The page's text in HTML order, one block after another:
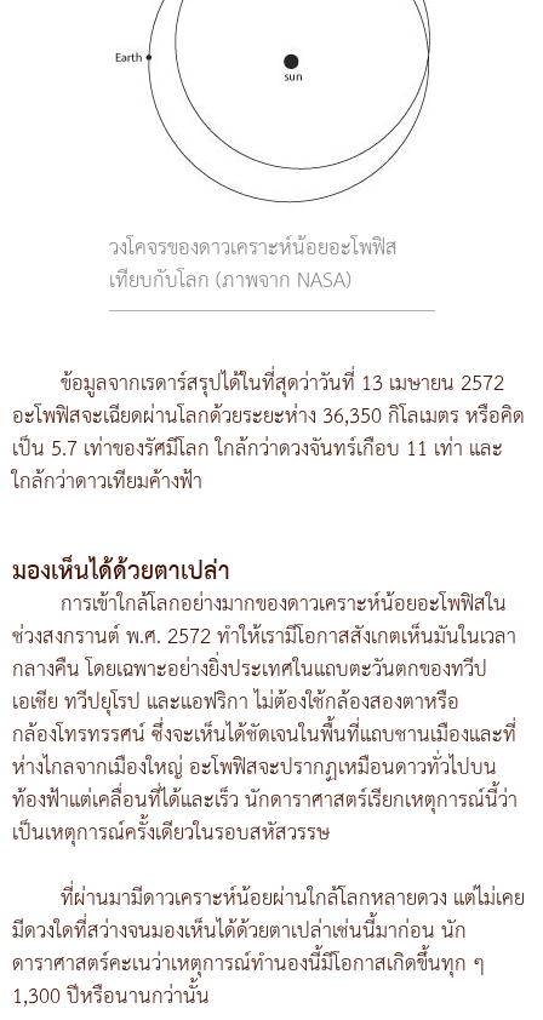
วงโคจรของดาวเคราะห์น้อยอะโพฟิส
เทียบกับโลก (ภาพจาก NASA)
ข้อมูลจากเรดาร์สรุปได้ในที่สุดว่าวันที่ 13 เมษายน 2572
อะโพฟิสจะเฉียดผ่านโลกด้วยระยะห่าง 36,350 กิโลเมตร หรือคิด
เป็น 5.7 เท่าของรัศมีโลก ใกล้กว่าดวงจันทร์เกือบ 11 เท่า และ
ใกล้กว่าดาวเทียมค้างฟ้า
มองเห็นได้ด้วยตาเปล่า
การเข้าใกล้โลกอย่างมากของดาวเคราะห์น้อยอะโพฟิสใน
ช่วงสงกรานต์ พ.ศ. 2572 ทำให้เรามีโอกาสสังเกตเห็นมันในเวลา
กลางคืน โดยเฉพาะอย่างยิ่งประเทศในแถบตะวันตกของทวีป
เอเชีย ทวีปยุโรป และแอฟริกา ไม่ต้องใช้กล้องสองตาหรือ
กล้องโทรทรรศน์ ซึ่งจะเห็นได้ชัดเจนในพื้นที่แถบชานเมืองและที่
ห่างไกลจากเมืองใหญ่ อะโพฟิสจะปรากฏเหมือนดาวทั่วไปบน
ท้องฟ้าแต่เคลื่อนที่ได้และเร็ว นักดาราศาสตร์เรียกเหตุการณ์นี้ว่า
เป็นเหตุการณ์ครั้งเดียวในรอบสหัสวรรษ
ที่ผ่านมามีดาวเคราะห์น้อยผ่านใกล้โลกหลายดวง แต่ไม่เคย
มีดวงใดที่สว่างจนมองเห็นได้ด้วยตาเปล่าเช่นนี้มาก่อน นัก
ดาราศาสตร์คะเนว่าเหตุการณ์ทำนองนี้มีโอกาสเกิดขึ้นทุก ๆ
1,300 ปีหรือนานกว่านั้น